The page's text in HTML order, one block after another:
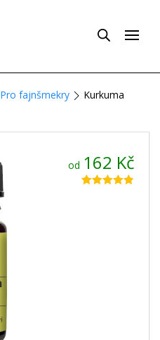
fajnšmekry
Kurkuma
od 162 Kč